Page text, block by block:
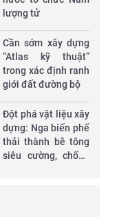
lượng tử
Cần sớm xây dựng
“Atlas kỹ thuật”
trong xác định ranh
giới đất đường bộ
Đột phá vật liệu xây
dựng: Nga biến phế
thải thành bê tông
siêu cường, chống